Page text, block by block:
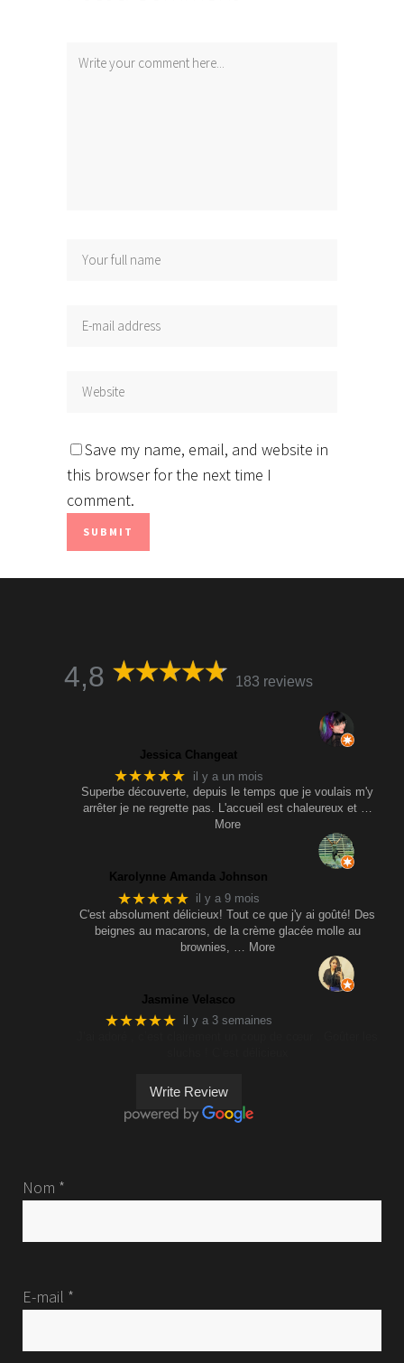
Save my name, email, and website in
this browser for the next time I
comment.
4,8 183 reviews
Jessica Changeat
★★★★★
il y a un mois
Superbe découverte, depuis le temps que je voulais m'y
arrêter je ne regrette pas. L'accueil est chaleureux et …
More
Karolynne Amanda Johnson
★★★★★ il y a 9 mois
C'est absolument délicieux! Tout ce que j'y ai goûté! Des
beignes au macarons, de la crème glacée molle au
brownies,
… More
Jasmine Velasco
★★★★★ il y a 3 semaines
Write Review
Nom *
E-mail *